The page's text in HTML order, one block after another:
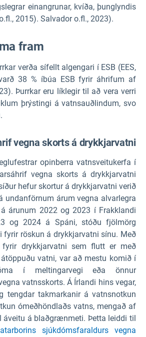
einangrunar, kvíða, þunglyndis
2015). Salvador o.fl., 2023).
fram
verða sífellt algengari í ESB (EES,
38 % íbúa ESB fyrir áhrifum af
Þurrkar eru líklegir til að vera verri
þrýstingi á vatnsauðlindum, svo
vegna skorts á drykkjarvatni
opinberra vatnsveitukerfa í
vegna skorts á drykkjarvatni
hefur skortur á drykkjarvatni verið
undanförnum árum vegna alvarlegra
árunum 2022 og 2023 í Frakklandi
og 2024 á Spáni, stóðu fjölmörg
röskun á drykkjarvatni sínu. Með
drykkjarvatni sem flutt er með
vatni, var að mestu komið í
í meltingarvegi eða önnur
vatnsskorts. Á Írlandi hins vegar,
tengdar takmarkanir á vatnsnotkun
ómeðhöndlaðs vatns, mengað af
á blaðgrænmeti. Þetta leiddi til
sjúkdómsfaraldurs vegna